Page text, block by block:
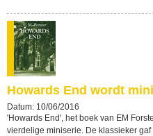
Howards End wordt
Datum: 10/06/2016
'Howards End', het boek van EM
vierdelige miniserie. De klassieker gaf